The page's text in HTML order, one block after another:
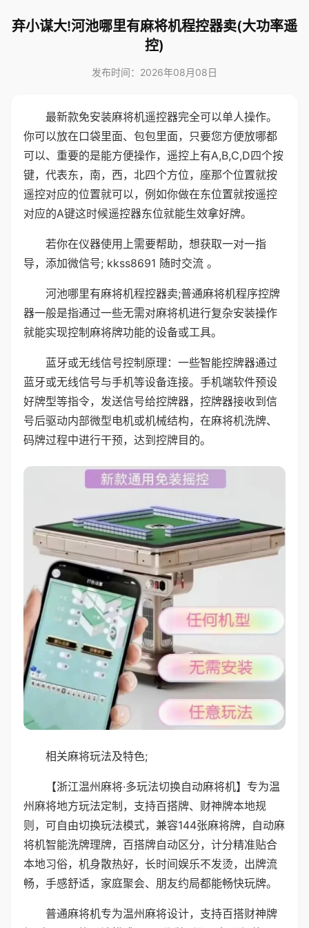
弃小谋大!河池哪里有麻将机程控器卖(大功率遥
控)
发布时间：2026年08月08日
最新款免安装麻将机遥控器完全可以单人操作。
你可以放在口袋里面、包包里面，只要您方便放哪都
可以、重要的是能方便操作，遥控上有A,B,C,D四个按
键，代表东，南，西，北四个方位，座那个位置就按
遥控对应的位置就可以，例如你做在东位置就按遥控
对应的A键这时候遥控器东位就能生效拿好牌。
若你在仪器使用上需要帮助，想获取一对一指
导，添加微信号; kkss8691 随时交流 。
河池哪里有麻将机程控器卖;普通麻将机程序控牌
器一般是指通过一些无需对麻将机进行复杂安装操作
就能实现控制麻将牌功能的设备或工具。
蓝牙或无线信号控制原理：一些智能控牌器通过
蓝牙或无线信号与手机等设备连接。手机端软件预设
好牌型等指令，发送信号给控牌器，控牌器接收到信
号后驱动内部微型电机或机械结构，在麻将机洗牌、
码牌过程中进行干预，达到控牌目的。
相关麻将玩法及特色;
【浙江温州麻将·多玩法切换自动麻将机】专为温
州麻将地方玩法定制，支持百搭牌、财神牌本地规
则，可自由切换玩法模式，兼容144张麻将牌，自动麻
将机智能洗牌理牌，百搭牌自动区分，计分精准贴合
本地习俗，机身散热好，长时间娱乐不发烫，出牌流
畅，手感舒适，家庭聚会、朋友约局都能畅快玩牌。
普通麻将机专为温州麻将设计，支持百搭财神牌